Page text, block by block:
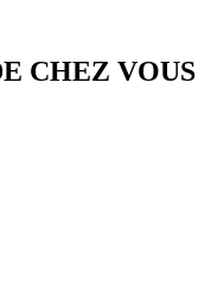
CHEZ VOUS